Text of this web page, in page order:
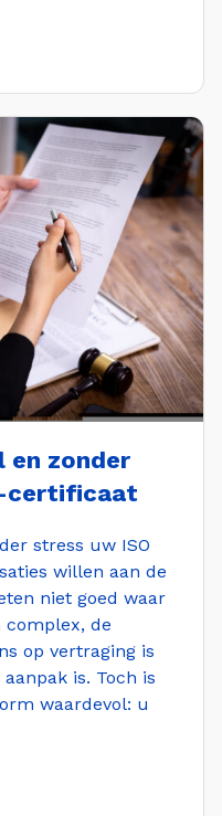
en zonder
certificaat
stress uw ISO
willen aan de
niet goed waar
complex, de
op vertraging is
is. Toch is
waardevol: u